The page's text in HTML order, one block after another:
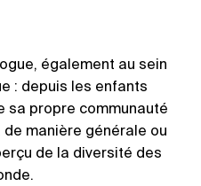
également au sein
: depuis les enfants
sa propre communauté
de manière générale ou
de la diversité des